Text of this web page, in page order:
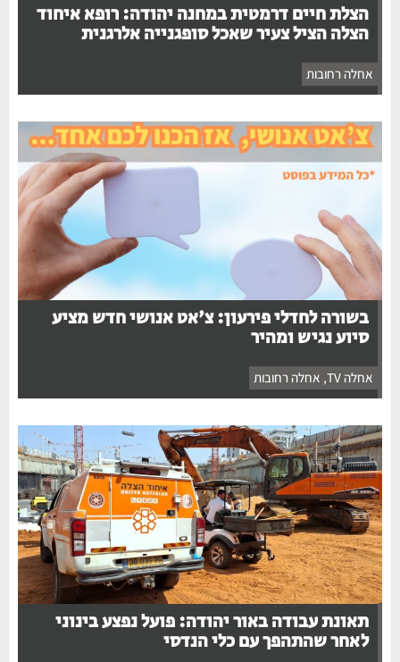
הצלת חיים דרמטית במחנה יהודה: רופא איחוד
הצלה הציל צעיר שאכל סופגנייה אלרגנית
אחלה רחובות
בשורה לחדלי פירעון: צ'אט אנושי חדש מציע
סיוע נגיש ומהיר
אחלה TV , אחלה רחובות
תאונת עבודה באור יהודה: פועל נפצע בינוני
לאחר שהתהפך עם כלי הנדסי